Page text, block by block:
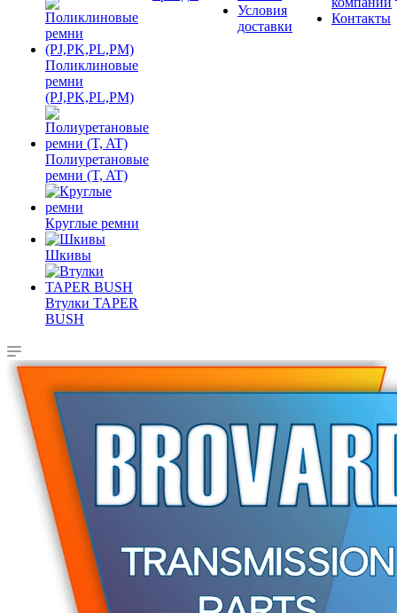
Поликлиновые
ремни
(PJ,PK,PL,PM)
Полиуретановые
ремни (T, AT)
Круглые ремни
Шкивы
Втулки TAPER
BUSH
Условия
доставки
Контакты